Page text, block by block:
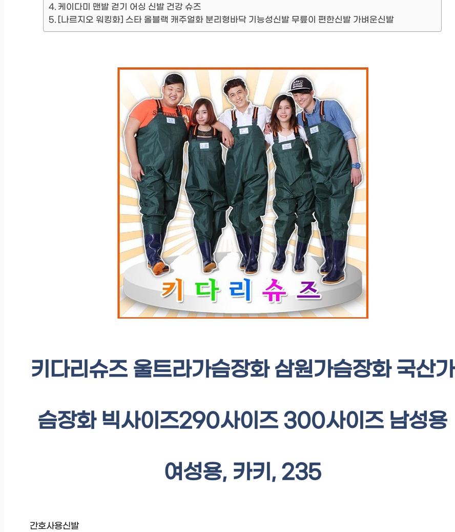
케이다미 맨발 걷기 어싱 신발 건강 슈즈
[나르지오 워킹화] 스타 올블랙 캐주얼화 분리형바닥 기능성신발 무릎이 편한신발 가벼운신발
키다리슈즈 울트라가슴장화 삼원가슴장화 국산가
슴장화 빅사이즈290사이즈 300사이즈 남성용
여성용, 카키, 235
간호사용신발